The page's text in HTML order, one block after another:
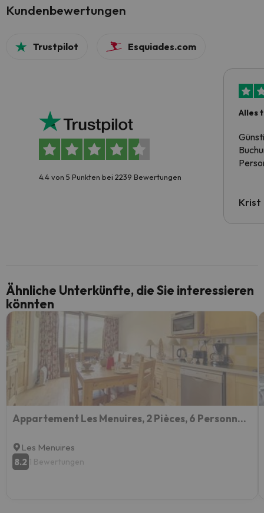
Kundenbewertungen
Trustpilot Esquiades.com
4.4 von 5 Punkten bei 2239 Bewertungen
Alles
Krist
Ähnliche Unterkünfte, die Sie interessieren
könnten
Appartement Les Menuires, 2 Pièces, 6 Personnes - Fr-1-344-1178
Les Menuires
8.2 1 Bewertungen